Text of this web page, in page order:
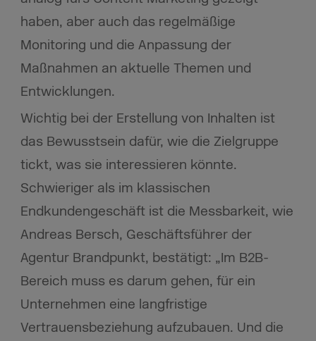
haben, aber auch das regelmäßige
Monitoring und die Anpassung der
Maßnahmen an aktuelle Themen und
Entwicklungen.
Wichtig bei der Erstellung von Inhalten ist
das Bewusstsein dafür, wie die Zielgruppe
tickt, was sie interessieren könnte.
Schwieriger als im klassischen
Endkundengeschäft ist die Messbarkeit, wie
Andreas Bersch, Geschäftsführer der
Agentur Brandpunkt, bestätigt: „Im B2B-
Bereich muss es darum gehen, für ein
Unternehmen eine langfristige
Vertrauensbeziehung aufzubauen. Und die